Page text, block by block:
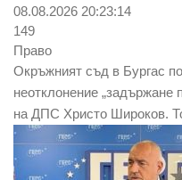
08.08.2026 20:23:14
149
Право
Окръжният съд в Бургас
неотклонение „задържане
на ДПС Христо Широков.